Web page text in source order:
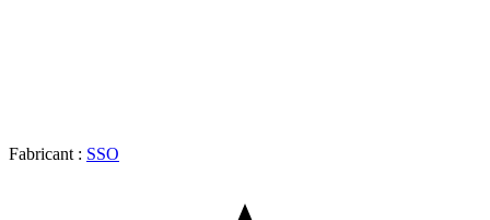
Fabricant : SSO